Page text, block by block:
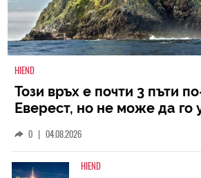
HIEND
Този връх е почти 3 пъти
Еверест, но не може да го
0 | 04.08.2026
HIEND